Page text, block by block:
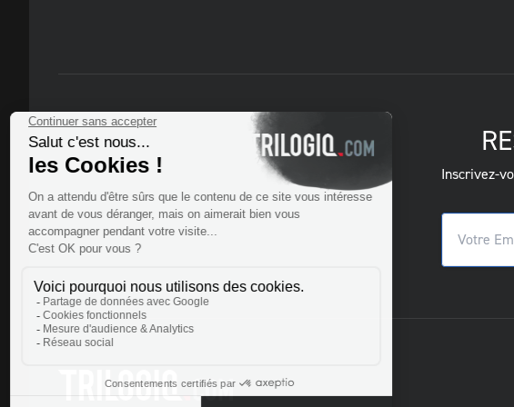
Inscrivez-